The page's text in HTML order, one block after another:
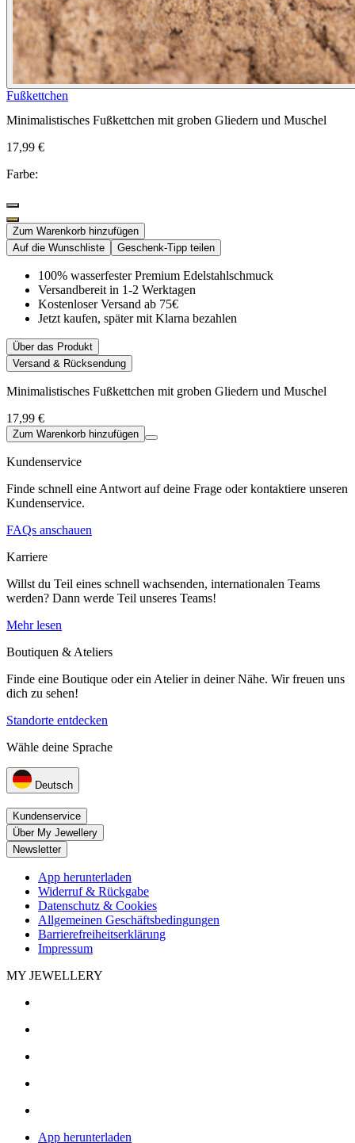
Fußkettchen
Minimalistisches Fußkettchen mit groben Gliedern und Muschel
17,99 €
Farbe:
Zum Warenkorb hinzufügen
Auf die Wunschliste
Geschenk-Tipp teilen
100% wasserfester Premium Edelstahlschmuck
Versandbereit in 1-2 Werktagen
Kostenloser Versand ab 75€
Jetzt kaufen, später mit Klarna bezahlen
Über das Produkt
Versand & Rücksendung
Minimalistisches Fußkettchen mit groben Gliedern und Muschel
17,99 €
Zum Warenkorb hinzufügen
Kundenservice
Finde schnell eine Antwort auf deine Frage oder kontaktiere unseren
Kundenservice.
FAQs anschauen
Karriere
Willst du Teil eines schnell wachsenden, internationalen Teams
werden? Dann werde Teil unseres Teams!
Mehr lesen
Boutiquen & Ateliers
Finde eine Boutique oder ein Atelier in deiner Nähe. Wir freuen uns
dich zu sehen!
Standorte entdecken
Wähle deine Sprache
Deutsch
Kundenservice
Über My Jewellery
Newsletter
App herunterladen
Widerruf & Rückgabe
Datenschutz & Cookies
Allgemeinen Geschäftsbedingungen
Barrierefreiheitserklärung
Impressum
MY JEWELLERY
App herunterladen